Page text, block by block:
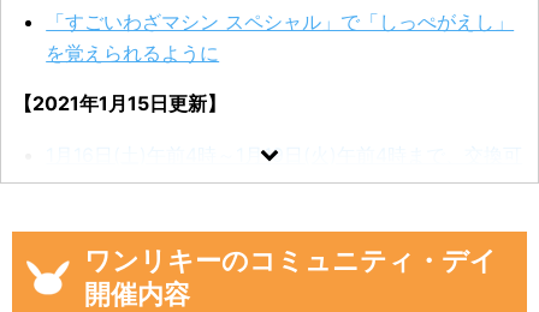
「すごいわざマシン スペシャル」で「しっぺがえし」
を覚えられるように
【2021年1月15日更新】
1月16日(土)午前4時～1月19日(火)午前4時まで、交換可
能な範囲が40kmに拡大
【2021年1月14日更新】
「しっぺがえし」の技データ
ワンリキーのコミュニティ・デイ
開催内容